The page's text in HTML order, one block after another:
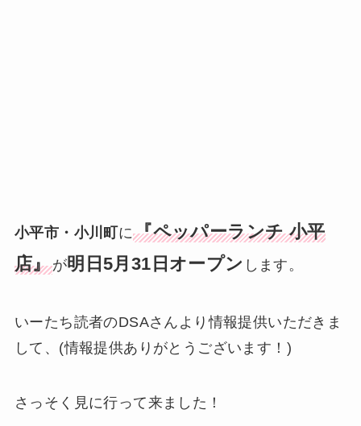
小平市・小川町 に『ペッパーランチ 小平
店』が明日5月31日オープン します。
いーたち読者のDSAさんより情報提供いただきま
して、(情報提供ありがとうございます！)
さっそく見に行って来ました！